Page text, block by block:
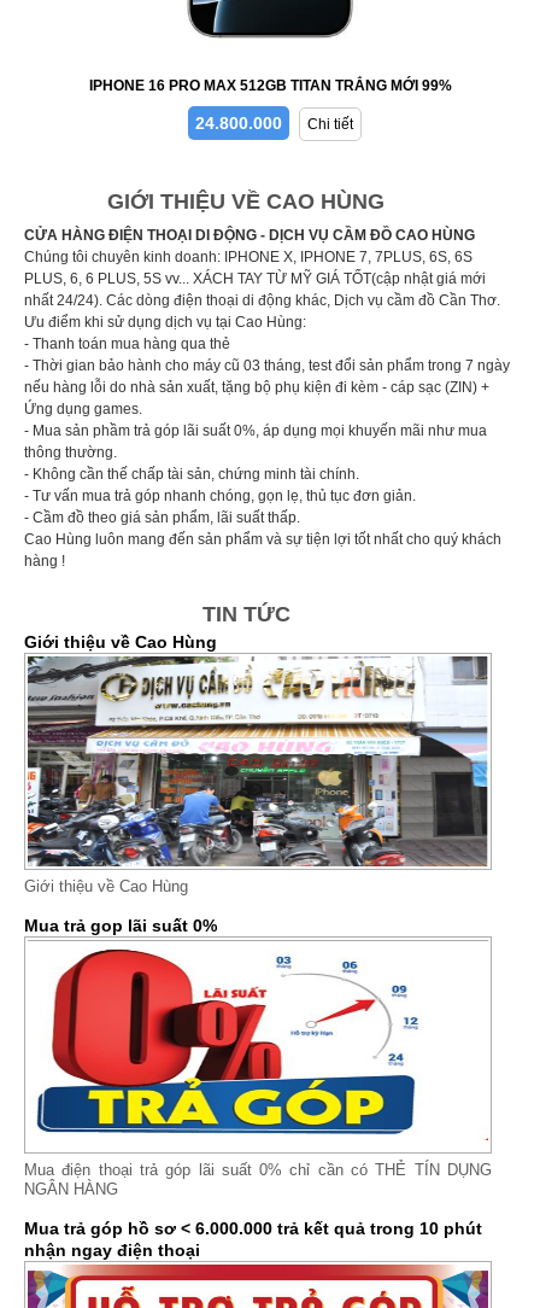
IPHONE 16 PRO MAX 512GB TITAN TRẮNG MỚI 99%
24.800.000 Chi tiết
GIỚI THIỆU VỀ CAO HÙNG
CỬA HÀNG ĐIỆN THOẠI DI ĐỘNG - DỊCH VỤ CẦM ĐỒ CAO HÙNG
Chúng tôi chuyên kinh doanh: IPHONE X, IPHONE 7, 7PLUS, 6S, 6S
PLUS, 6, 6 PLUS, 5S vv... XÁCH TAY TỪ MỸ GIÁ TỐT(cập nhật giá mới
nhất 24/24). Các dòng điện thoại di động khác, Dịch vụ cầm đồ Cần Thơ.
Ưu điểm khi sử dụng dịch vụ tại Cao Hùng:
- Thanh toán mua hàng qua thẻ
- Thời gian bảo hành cho máy cũ 03 tháng, test đổi sản phẩm trong 7 ngày
nếu hàng lỗi do nhà sản xuất, tặng bộ phụ kiện đi kèm - cáp sạc (ZIN) +
Ứng dụng games.
- Mua sản phầm trả góp lãi suất 0%, áp dụng mọi khuyến mãi như mua
thông thường.
- Không cần thế chấp tài sản, chứng minh tài chính.
- Tư vấn mua trả góp nhanh chóng, gọn lẹ, thủ tục đơn giản.
- Cầm đồ theo giá sản phẩm, lãi suất thấp.
Cao Hùng luôn mang đến sản phẩm và sự tiện lợi tốt nhất cho quý khách
hàng !
TIN TỨC
Giới thiệu về Cao Hùng
Giới thiệu về Cao Hùng
Mua trả gop lãi suất 0%
Mua điện thoại trả góp lãi suất 0% chỉ cần có THẺ TÍN DỤNG
NGÂN HÀNG
Mua trả góp hồ sơ < 6.000.000 trả kết quả trong 10 phút
nhận ngay điện thoại